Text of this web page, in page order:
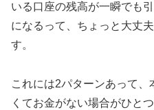
いる口座の残高が一瞬でも
になるって、ちょっと大丈
す。
これには2パターンあって
くてお金がない場合がひと